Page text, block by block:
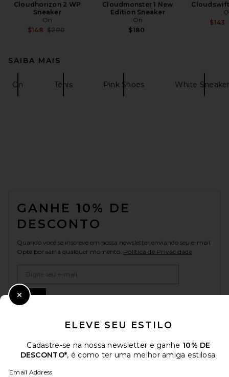
Cloudhorizon 2 WP
Sneaker
On
$148 Previous price:
$200
Cloudmonster 1 New
Edition Sneaker
On
$180
$143
SAIBA MAIS
On Tênis Pink Shoes White
GANHE 10% DE
DESCONTO
Quando você se inscreve em nossa newsletter enviando seu e-mail.
Opte por sair a qualquer momento. Política de Privacidade
Sign Up
Change Country Regions
pt USD
ELEVE SEU ESTILO
Cadastre-se na nossa newsletter e ganhe 10% DE
DESCONTO*, é como ter uma melhor amiga estilosa.
Email Address
Close Modal